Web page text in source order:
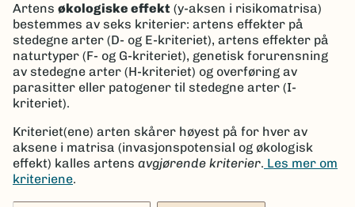
Artens økologiske effekt (y-aksen i risikomatrisa)
bestemmes av seks kriterier: artens effekter på
stedegne arter (D- og E-kriteriet), artens effekter på
naturtyper (F- og G-kriteriet), genetisk forurensning
av stedegne arter (H-kriteriet) og overføring av
parasitter eller patogener til stedegne arter (I-
kriteriet).
Kriteriet(ene) arten skårer høyest på for hver av
aksene i matrisa (invasjonspotensial og økologisk
effekt) kalles artens avgjørende kriterier. Les mer om
kriteriene.